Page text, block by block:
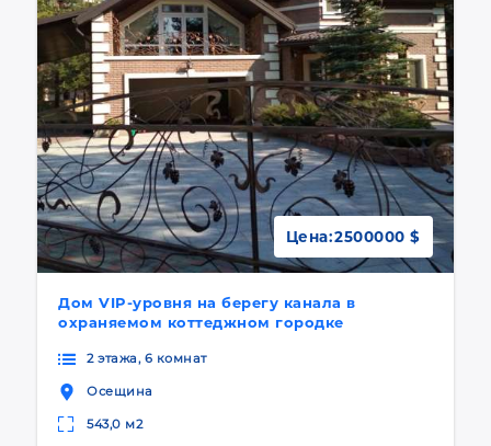
Дом VIP-уровня на берегу канала в
охраняемом коттеджном городке
Цена:2500000 $
2 этажа, 6 комнат
Осещина
543,0 м2